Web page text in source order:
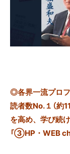
◎各界一流プロ
読者数No.１（約
を高め、学び続
「③HP・WEB